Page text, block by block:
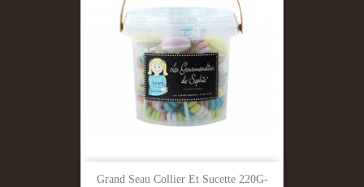
Grand Seau Collier Et Sucette 220G-